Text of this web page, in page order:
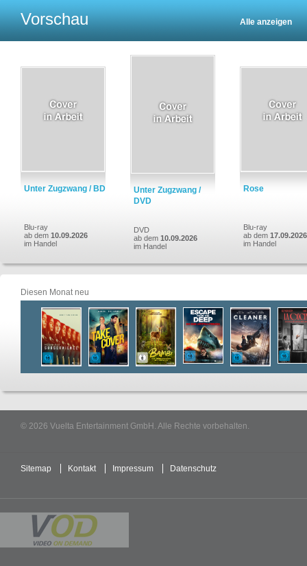
Vorschau Alle anzeigen
Unter Zugzwang / BD
Blu-ray
ab dem 10.09.2026
im Handel
Unter Zugzwang /
DVD
DVD
ab dem 10.09.2026
im Handel
Rose
Blu-ray
ab dem 17.09.2026
im Handel
Diesen Monat neu
© 2026 Vuelta Entertainment GmbH. Alle Rechte vorbehalten.
Sitemap Kontakt Impressum Datenschutz